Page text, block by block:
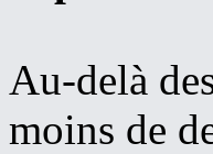
Au-delà
moins de